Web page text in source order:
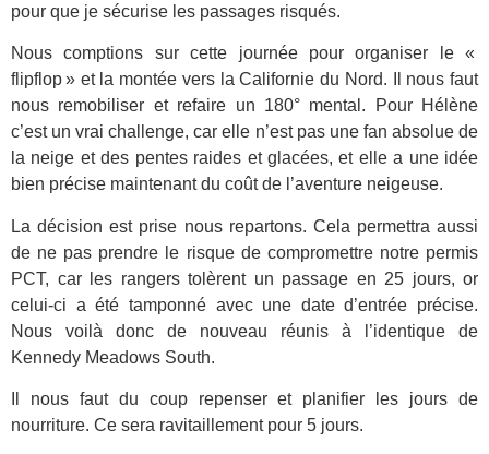
pour que je sécurise les passages risqués.
Nous comptions sur cette journée pour organiser le «
flipflop » et la montée vers la Californie du Nord. Il nous faut
nous remobiliser et refaire un 180° mental. Pour Hélène
c’est un vrai challenge, car elle n’est pas une fan absolue de
la neige et des pentes raides et glacées, et elle a une idée
bien précise maintenant du coût de l’aventure neigeuse.
La décision est prise nous repartons. Cela permettra aussi
de ne pas prendre le risque de compromettre notre permis
PCT, car les rangers tolèrent un passage en 25 jours, or
celui-ci a été tamponné avec une date d’entrée précise.
Nous voilà donc de nouveau réunis à l’identique de
Kennedy Meadows South.
Il nous faut du coup repenser et planifier les jours de
nourriture. Ce sera ravitaillement pour 5 jours.